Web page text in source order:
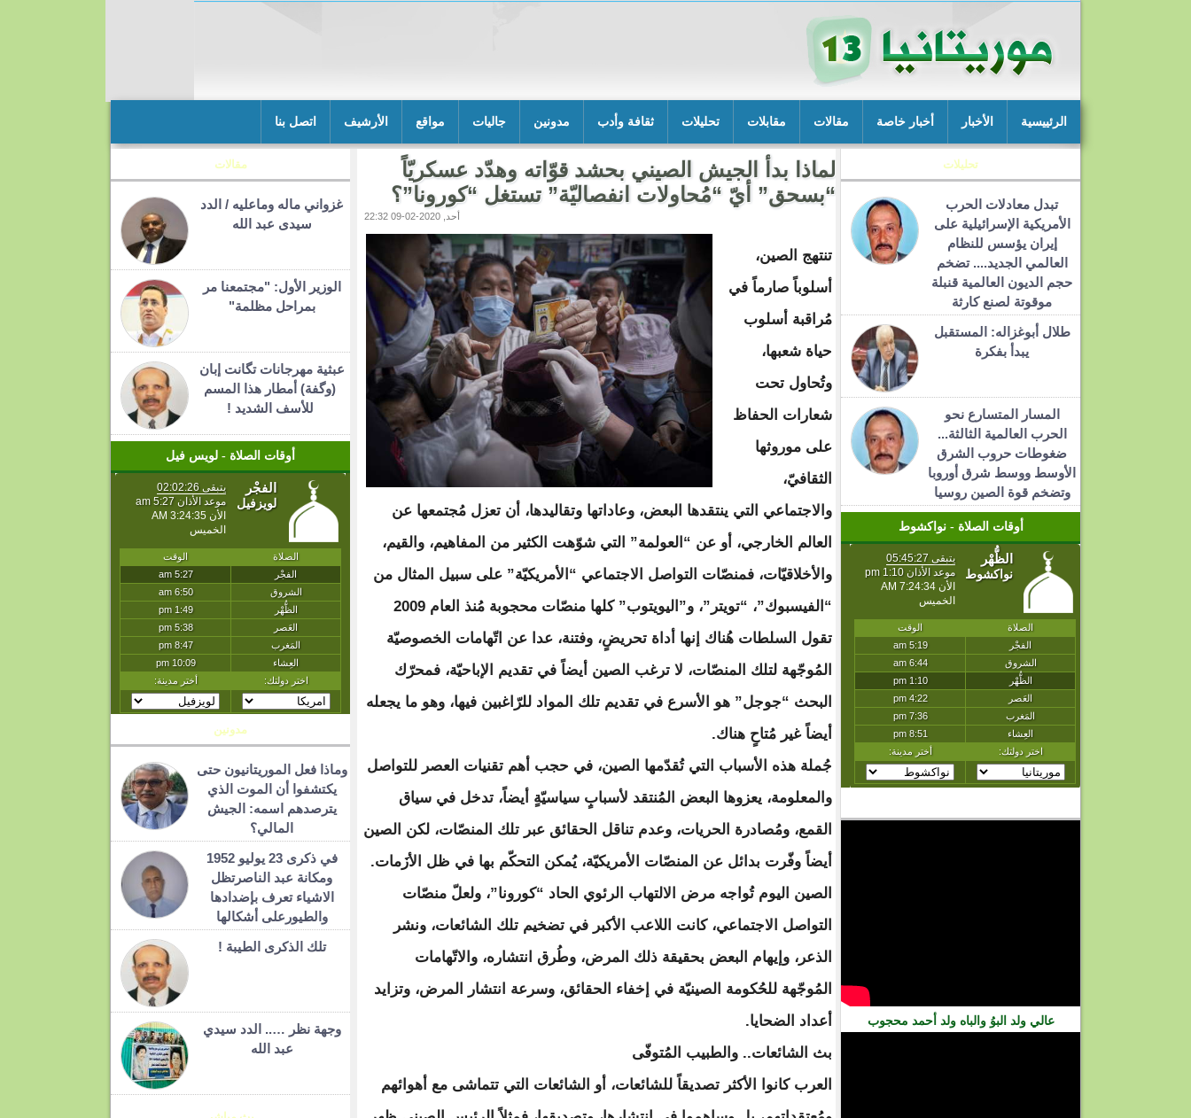
الرئييسية الأخبار أخبار خاصة مقالات مقابلات تحليلات ثقافة وأدب مدونين جاليات مواقع الأرشيف اتصل بنا
تحليلات
تبدل معادلات الحرب
الأمريكية الإسرائيلية على
إيران يؤسس للنظام
العالمي الجديد.... تضخم
حجم الديون العالمية قنبلة
موقوتة لصنع كارثة
طلال أبوغزاله: المستقبل
يبدأ بفكرة
المسار المتسارع نحو
الحرب العالمية الثالثة...
ضغوطات حروب الشرق
الأوسط ووسط شرق أوروبا
وتضخم قوة الصين روسيا
أوقات الصلاة - نواكشوط
عالي ولد البوُ والباه ولد أحمد محجوب
لماذا بدأ الجيش الصيني بحشد قوّاته وهدّد عسكريّاً
“بسحق” أيّ “مُحاولات انفصاليّة” تستغل “كورونا”؟
أحد, 2020-02-09 22:32
تنتهج الصين،
أسلوباً صارماً في
مُراقبة أسلوب
حياة شعبها،
وتُحاول تحت
شعارات الحفاظ
على موروثها
الثقافيّ،
والاجتماعي التي ينتقدها البعض، وعاداتها وتقاليدها، أن تعزل مُجتمعها عن
العالم الخارجي، أو عن “العولمة” التي شوّهت الكثير من المفاهيم، والقيم،
والأخلاقيّات، فمنصّات التواصل الاجتماعي “الأمريكيّة” على سبيل المثال من
“الفيسبوك”، “تويتر”، و”اليويتوب” كلها منصّات محجوبة مُنذ العام 2009
تقول السلطات هُناك إنها أداة تحريضٍ، وفتنة، عدا عن اتّهامات الخصوصيّة
المُوجّهة لتلك المنصّات، لا ترغب الصين أيضاً في تقديم الإباحيّة، فمحرّك
البحث “جوجل” هو الأسرع في تقديم تلك المواد للرّاغبين فيها، وهو ما يجعله
أيضاً غير مُتاحٍ هناك.
جُملة هذه الأسباب التي تُقدّمها الصين، في حجب أهم تقنيات العصر للتواصل
والمعلومة، يعزوها البعض المُنتقد لأسبابٍ سياسيّةٍ أيضاً، تدخل في سياق
القمع، ومُصادرة الحريات، وعدم تناقل الحقائق عبر تلك المنصّات، لكن الصين
أيضاً وفّرت بدائل عن المنصّات الأمريكيّة، يُمكن التحكّم بها في ظل الأزَمات.
الصين اليوم تُواجه مرض الالتهاب الرئوي الحاد “كورونا”، ولعلّ منصّات
التواصل الاجتماعي، كانت اللاعب الأكبر في تضخيم تلك الشائعات، ونشر
الذعر، وإيهام البعض بحقيقة ذلك المرض، وطُرق انتشاره، والاتّهامات
المُوجّهة للحُكومة الصينيّة في إخفاء الحقائق، وسرعة انتشار المرض، وتزايد
أعداد الضحايا.
بث الشائعات.. والطبيب المُتوفّى
العرب كانوا الأكثر تصديقاً للشائعات، أو الشائعات التي تتماشى مع أهوائهم
مقالات
غزواني ماله وماعليه / الدد
سيدى عبد الله
الوزير الأول: "مجتمعنا مر
بمراحل مظلمة"
عبثية مهرجانات تگانت إبان
(وگفة) أمطار هذا المسم
للأسف الشديد !
أوقات الصلاة - لويس فيل
مدونين
وماذا فعل الموريتانيون حتى
يكتشفوا أن الموت الذي
يترصدهم اسمه: الجيش
المالي؟
في ذكرى 23 يوليو 1952
ومكانة عبد الناصرتظل
الاشياء تعرف بإضدادها
والطيورعلى أشكالها
تلك الذكرى الطيبة !
وجهة نظر ….. الدد سيدي
عبد الله